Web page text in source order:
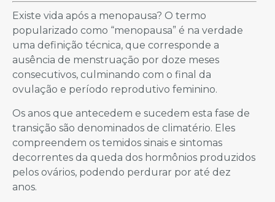
Existe vida após a menopausa? O termo
popularizado como “menopausa” é na verdade
uma definição técnica, que corresponde a
ausência de menstruaçāo por doze meses
consecutivos, culminando com o final da
ovulação e período reprodutivo feminino.
Os anos que antecedem e sucedem esta fase de
transição são denominados de climatério. Eles
compreendem os temidos sinais e sintomas
decorrentes da queda dos hormônios produzidos
pelos ovários, podendo perdurar por até dez
anos.